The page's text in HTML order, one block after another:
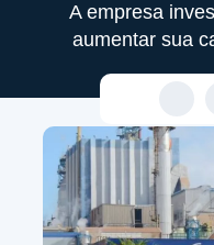
A empresa
aumentar sua